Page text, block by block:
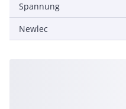
Spannung
Newlec